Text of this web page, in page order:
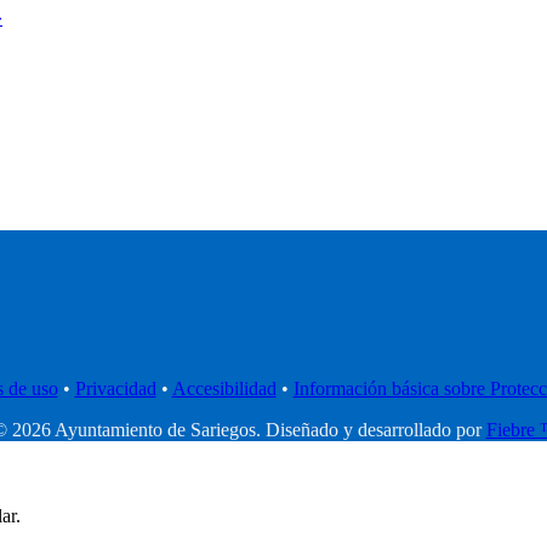
de uso• Privacidad • Accesibilidad • Información básica sobre
2026 Ayuntamiento de Sariegos. Diseñado y desarrollado porFiebre